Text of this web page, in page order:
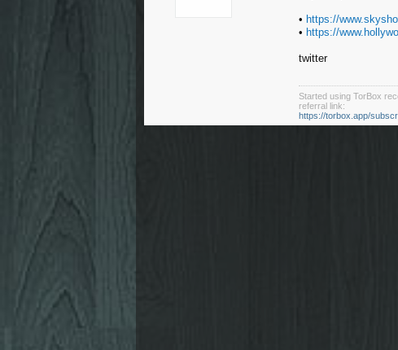
• https://
• https://
twitter
Started using TorBox
referral link:
https://torbox.app/